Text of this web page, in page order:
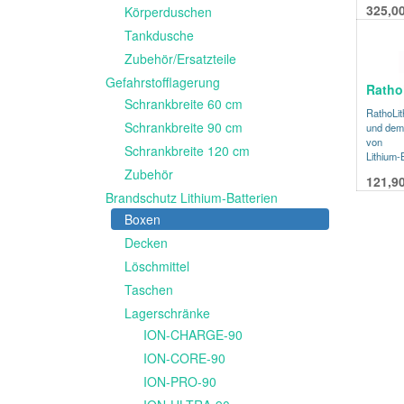
Körperduschen
Tankdusche
Zubehör/Ersatzteile
Gefahrstofflagerung
Schrankbreite 60 cm
Schrankbreite 90 cm
Schrankbreite 120 cm
Zubehör
Brandschutz Lithium-Batterien
Boxen
Decken
Löschmittel
Taschen
Lagerschränke
ION-CHARGE-90
ION-CORE-90
ION-PRO-90
Die
das
und
von
Lithium-